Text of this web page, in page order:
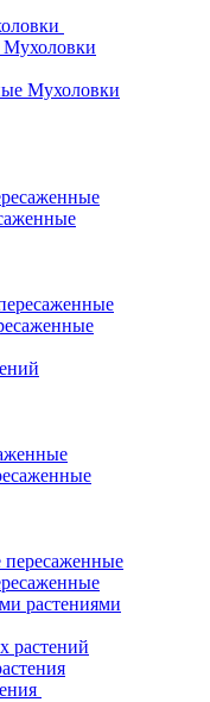
Мухоловки
растениями
растений